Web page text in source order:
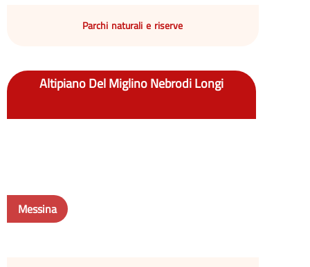
Parchi naturali e riserve
Altipiano Del Miglino Nebrodi Longi
Messina